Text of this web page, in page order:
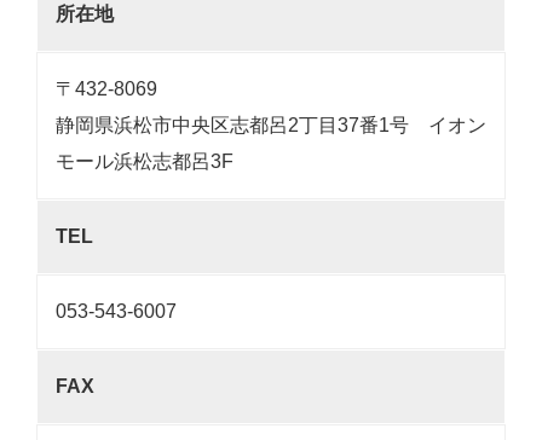
所在地
〒432-8069
静岡県浜松市中央区志都呂2丁目37番1号 イオン
モール浜松志都呂3F
TEL
053-543-6007
FAX